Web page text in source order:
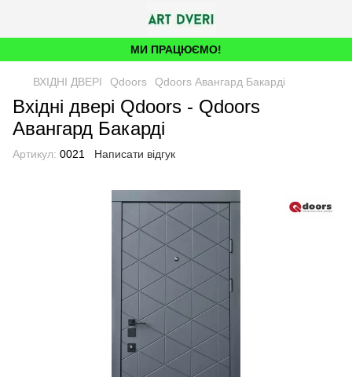
МИ ПРАЦЮЄМО!
ВХІДНІ ДВЕРІ Qdoors Qdoors Авангард Бакарді
Вхідні двері Qdoors - Qdoors
Авангард Бакарді
Артикул: 0021 Написати відгук